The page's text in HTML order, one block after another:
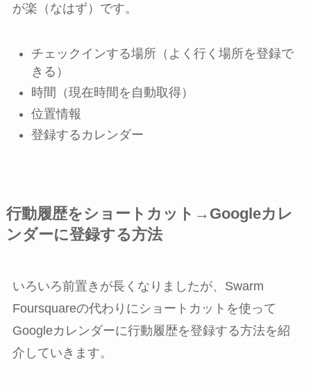
が楽（なはず）です。
チェックインする場所（よく行く場所を登録で
きる）
時間（現在時間を自動取得）
位置情報
登録するカレンダー
行動履歴をショートカット→Googleカレ
ンダーに登録する方法
いろいろ前置きが長くなりましたが、Swarm
Foursquareの代わりにショートカットを使って
Googleカレンダーに行動履歴を登録する方法を紹
介していきます。